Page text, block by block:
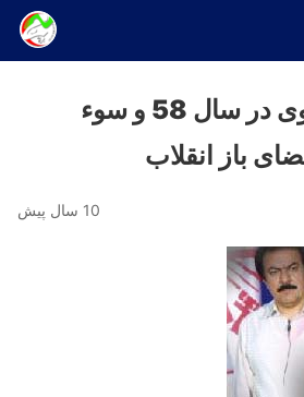
کاندیداتوری رجوی در سال 58 و سوء
باز انقلاب
10 سال پیش